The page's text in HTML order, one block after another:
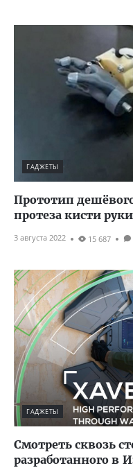
ГАДЖЕТЫ
Прототип
протеза кисти руки
3 августа 2022 15 687
ГАДЖЕТЫ
Смотреть сквозь
разработанного в